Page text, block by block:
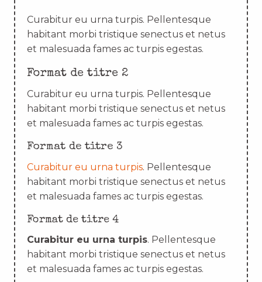
Curabitur eu urna turpis. Pellentesque
habitant morbi tristique senectus et netus
et malesuada fames ac turpis egestas.
Format de titre 2
Curabitur eu urna turpis. Pellentesque
habitant morbi tristique senectus et netus
et malesuada fames ac turpis egestas.
Format de titre 3
Curabitur eu urna turpis. Pellentesque
habitant morbi tristique senectus et netus
et malesuada fames ac turpis egestas.
Format de titre 4
Curabitur eu urna turpis. Pellentesque
habitant morbi tristique senectus et netus
et malesuada fames ac turpis egestas.